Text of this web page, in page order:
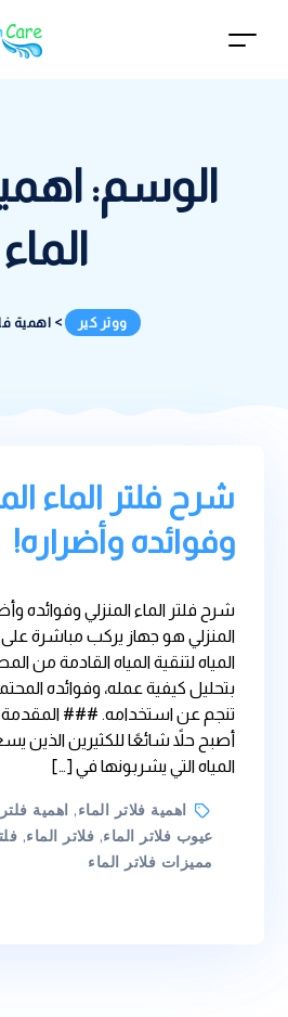
الوسم:
الماء
ووتر كير > اهمية
شرح فلتر الماء
وفوائده وأضراره!
شرح فلتر الماء المنزلي وفوائده
المنزلي هو جهاز يركب مباشرة
المياه لتنقية المياه القادمة من
بتحليل كيفية عمله، وفوائده
تنجم عن استخدامه. ### المقدمة
أصبح حلاً شائعًا للكثيرين الذين
المياه التي يشربونها في […]
Tagsاهمية فلاتر الماء, اهمية
عيوب فلاتر الماء, فلاتر الماء,
مميزات فلاتر الماء